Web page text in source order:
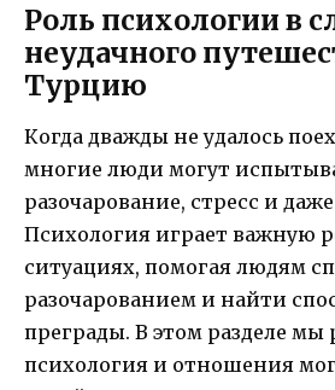
Роль психологии в
неудачного
Турцию
Когда дважды не удалось
многие люди могут
разочарование, стресс и
Психология играет важную
ситуациях, помогая людям
разочарованием и найти
преграды. В этом разделе мы
психология и отношения